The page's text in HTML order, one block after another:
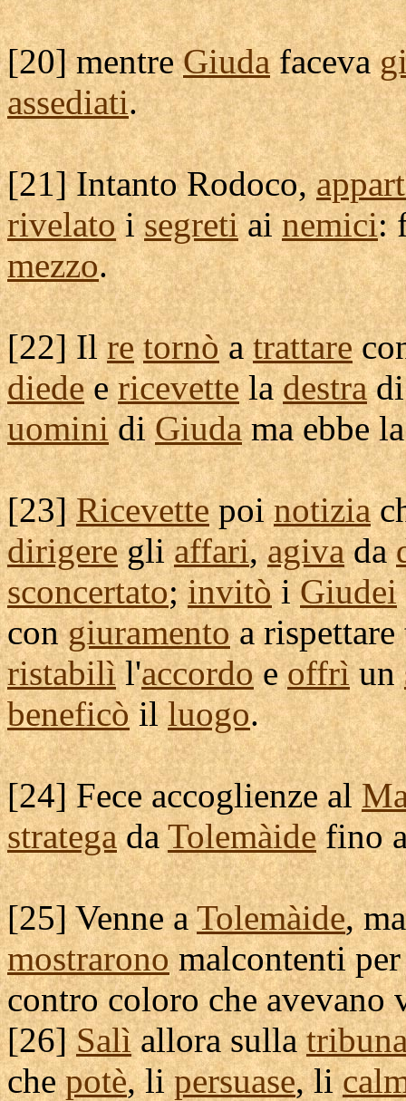
[20] mentreGiudafaceva
assediati.
[21] IntantoRodoco,
rivelatoisegretiainemici:
mezzo.
[22] Ilre tornòatrattare
diedeericevetteladestra
uominidiGiudama ebbe
[23]Ricevettepoinotizia
dirigeregliaffari,agivada
sconcertato;invitòiGiudei
congiuramentoarispettare
ristabilìl'accordoeoffrìun
beneficòilluogo.
[24] Feceaccoglienzeal
strategadaTolemàidefino
[25] Venne aTolemàide,
mostrarono malcontenti
contro coloro che
[26]Salìallora sulla
chepotè, lipersuase, li